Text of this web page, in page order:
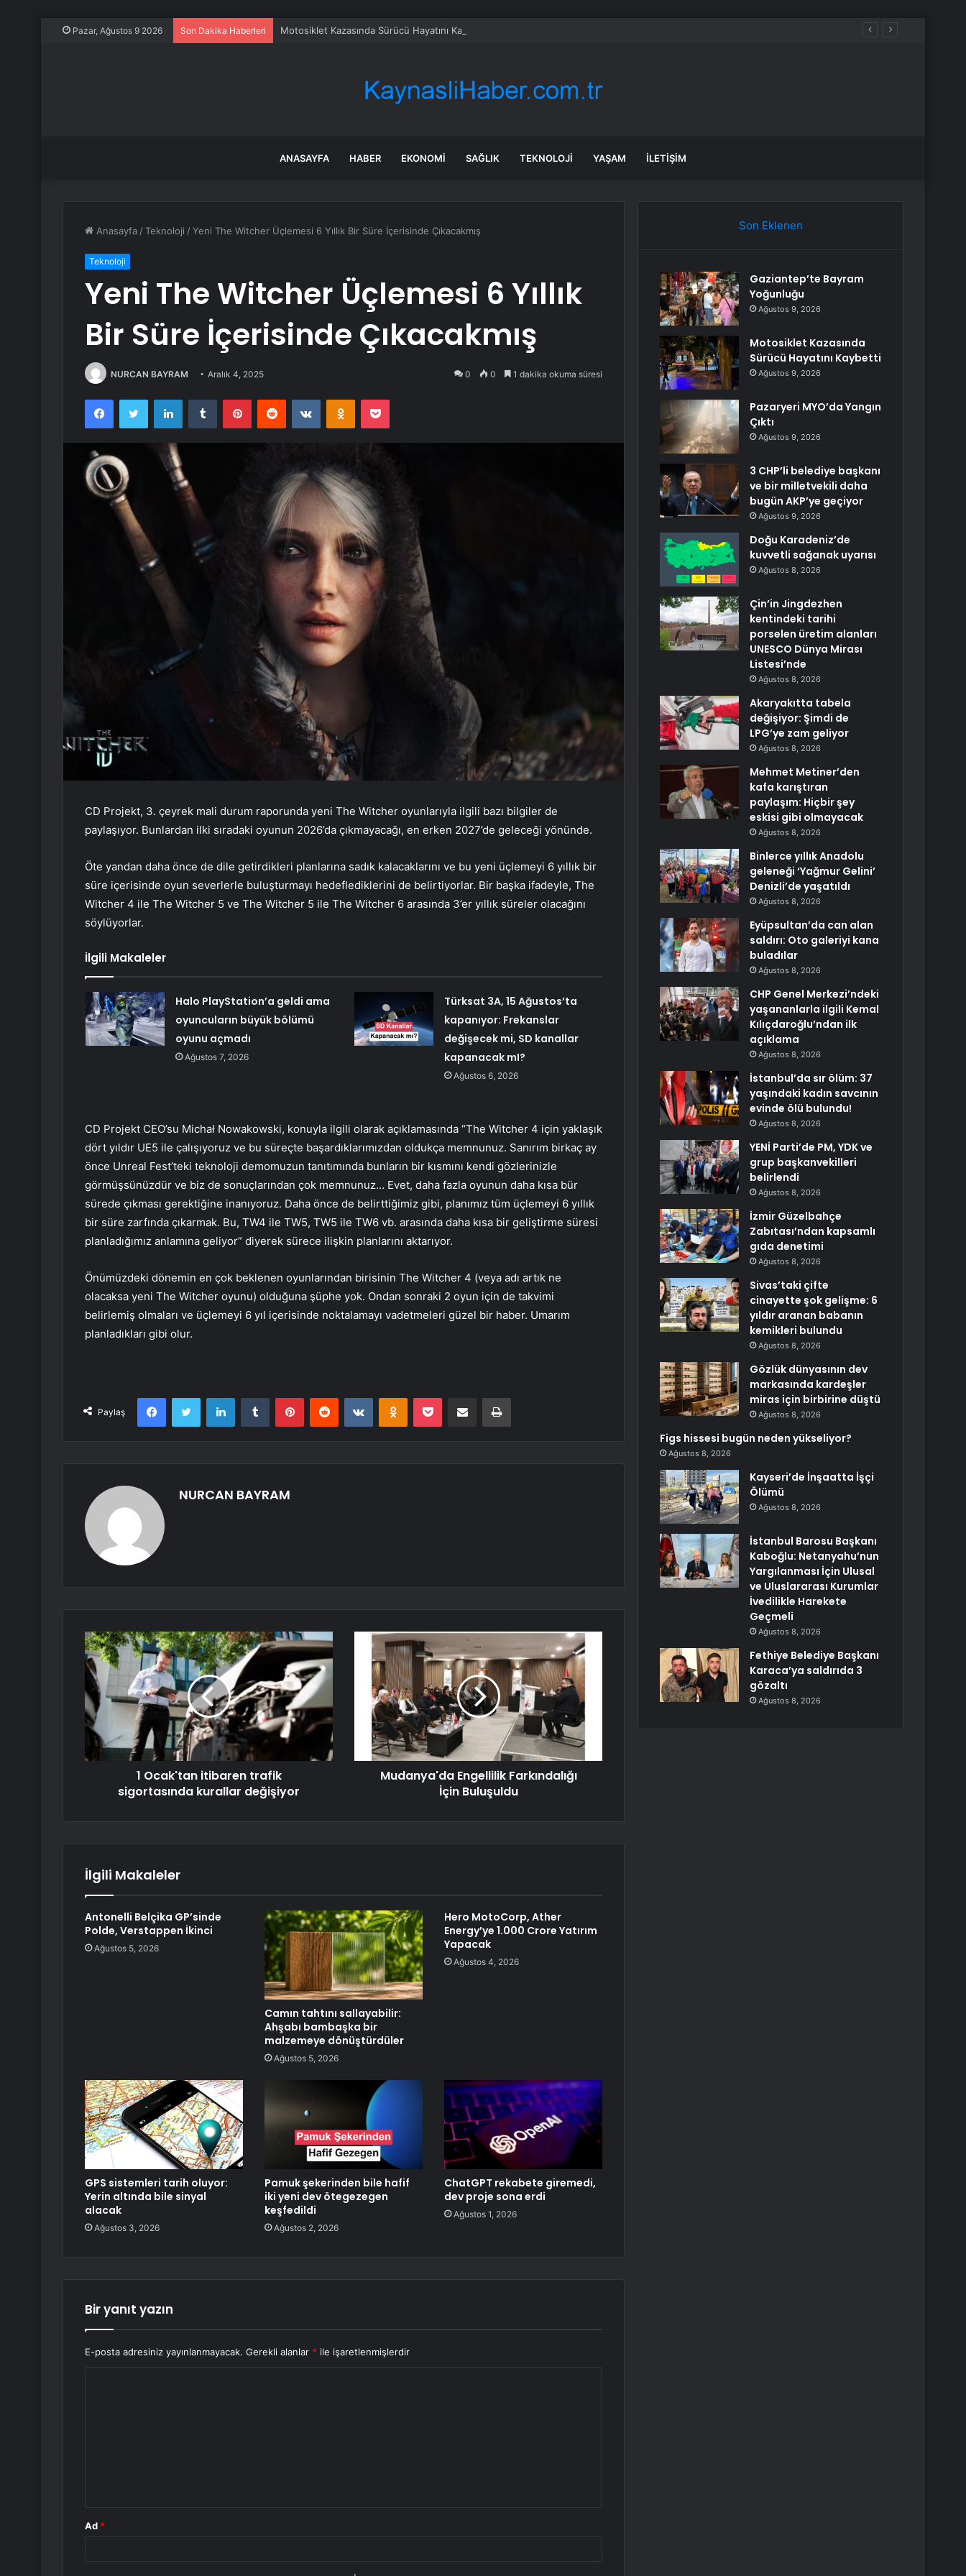
Pazar, Ağustos 9 2026 Son Dakika Haberleri Motosiklet Kazasında Sürücü Hayatını Kaybetti
ANASAYFA HABER EKONOMI SAĞLIK TEKNOLOJI YAŞAM İLETIŞIM
Anasayfa /Teknoloji /Yeni The Witcher Üçlemesi 6 Yıllık Bir Süre İçerisinde Çıkacakmış
Teknoloji
Yeni The Witcher Üçlemesi 6 Yıllık
Bir Süre İçerisinde Çıkacakmış
NURCAN BAYRAM Aralık 4, 2025 0 0 1 dakika okuma süresi
FacebookTwitter LinkedInTumblr PinterestReddit VKontakteOdnoklassniki
Pocket
CD Projekt, 3. çeyrek mali durum raporunda yeni The Witcher oyunlarıyla ilgili bazı bilgiler de
paylaşıyor. Bunlardan ilki sıradaki oyunun 2026’da çıkmayacağı, en erken 2027’de geleceği yönünde.
Öte yandan daha önce de dile getirdikleri planlarına sadık kalacaklarını ve bu yeni üçlemeyi 6 yıllık bir
süre içerisinde oyun severlerle buluşturmayı hedeflediklerini de belirtiyorlar. Bir başka ifadeyle, The
Witcher 4 ile The Witcher 5 ve The Witcher 5 ile The Witcher 6 arasında 3’er yıllık süreler olacağını
söylüyorlar.
İlgili Makaleler
Halo PlayStation’a geldi ama
oyuncuların büyük bölümü
oyunu açmadı
Ağustos 7, 2026
Türksat 3A, 15 Ağustos’ta
kapanıyor: Frekanslar
değişecek mi, SD kanallar
kapanacak mI?
Ağustos 6, 2026
CD Projekt CEO’su Michał Nowakowski, konuyla ilgili olarak açıklamasında “The Witcher 4 için yaklaşık
dört yıldır UE5 ile çalışıyoruz ve bu süreçte başardıklarımızdan oldukça memnunuz. Sanırım birkaç ay
önce Unreal Fest’teki teknoloji demomuzun tanıtımında bunların bir kısmını kendi gözlerinizle
görmüşsünüzdür ve biz de sonuçlarından çok memnunuz… Evet, daha fazla oyunun daha kısa bür
sürede çıkması gerektiğine inanıyoruz. Daha önce de belirttiğimiz gibi, planımız tüm üçlemeyi 6 yıllık
bir süre zarfında çıkarmak. Bu, TW4 ile TW5, TW5 ile TW6 vb. arasında daha kısa bir geliştirme süresi
planladığımız anlamına geliyor” diyerek sürece ilişkin planlarını aktarıyor.
Önümüzdeki dönemin en çok beklenen oyunlarından birisinin The Witcher 4 (veya adı artık ne
olacaksa yeni The Witcher oyunu) olduğuna şüphe yok. Ondan sonraki 2 oyun için de takvimi
belirlemiş olmaları ve üçlemeyi 6 yıl içerisinde noktalamayı vadetmeleri güzel bir haber. Umarım
planladıkları gibi olur.
Paylaş
FacebookTwitter LinkedInTumblr PinterestReddit VKontakteOdnoklassniki
Pocket E-Posta ile paylaş Yazdır
NURCAN BAYRAM
1 Ocak'tan itibaren trafik
sigortasında kurallar değişiyor
Mudanya'da Engellilik Farkındalığı
İçin Buluşuldu
İlgili Makaleler
Antonelli Belçika GP’sinde
Polde, Verstappen İkinci
Ağustos 5, 2026
Camın tahtını sallayabilir:
Ahşabı bambaşka bir
malzemeye dönüştürdüler
Ağustos 5, 2026
Hero MotoCorp, Ather
Energy’ye 1.000 Crore Yatırım
Yapacak
Ağustos 4, 2026
GPS sistemleri tarih oluyor:
Yerin altında bile sinyal
alacak
Ağustos 3, 2026
Pamuk şekerinden bile hafif
iki yeni dev ötegezegen
keşfedildi
Ağustos 2, 2026
ChatGPT rekabete giremedi,
dev proje sona erdi
Ağustos 1, 2026
Bir yanıt yazın
E-posta adresiniz yayınlanmayacak. Gerekli alanlar * ile işaretlenmişlerdir
Ad *
Son Eklenen
Gaziantep’te Bayram
Yoğunluğu
Ağustos 9, 2026
Motosiklet Kazasında
Sürücü Hayatını Kaybetti
Ağustos 9, 2026
Pazaryeri MYO’da Yangın
Çıktı
Ağustos 9, 2026
3 CHP’li belediye başkanı
ve bir milletvekili daha
bugün AKP’ye geçiyor
Ağustos 9, 2026
Doğu Karadeniz’de
kuvvetli sağanak uyarısı
Ağustos 8, 2026
Çin’in Jingdezhen
kentindeki tarihi
porselen üretim alanları
UNESCO Dünya Mirası
Listesi’nde
Ağustos 8, 2026
Akaryakıtta tabela
değişiyor: Şimdi de
LPG’ye zam geliyor
Ağustos 8, 2026
Mehmet Metiner’den
kafa karıştıran
paylaşım: Hiçbir şey
eskisi gibi olmayacak
Ağustos 8, 2026
Binlerce yıllık Anadolu
geleneği ‘Yağmur Gelini’
Denizli’de yaşatıldı
Ağustos 8, 2026
Eyüpsultan’da can alan
saldırı: Oto galeriyi kana
buladılar
Ağustos 8, 2026
CHP Genel Merkezi’ndeki
yaşananlarla ilgili Kemal
Kılıçdaroğlu’ndan ilk
açıklama
Ağustos 8, 2026
İstanbul’da sır ölüm: 37
yaşındaki kadın savcının
evinde ölü bulundu!
Ağustos 8, 2026
YENİ Parti’de PM, YDK ve
grup başkanvekilleri
belirlendi
Ağustos 8, 2026
İzmir Güzelbahçe
Zabıtası’ndan kapsamlı
gıda denetimi
Ağustos 8, 2026
Sivas’taki çifte
cinayette şok gelişme: 6
yıldır aranan babanın
kemikleri bulundu
Ağustos 8, 2026
Gözlük dünyasının dev
markasında kardeşler
miras için birbirine düştü
Ağustos 8, 2026
Figs hissesi bugün neden yükseliyor?
Ağustos 8, 2026
Kayseri’de İnşaatta İşçi
Ölümü
Ağustos 8, 2026
İstanbul Barosu Başkanı
Kaboğlu: Netanyahu’nun
Yargılanması İçin Ulusal
ve Uluslararası Kurumlar
İvedilikle Harekete
Geçmeli
Ağustos 8, 2026
Fethiye Belediye Başkanı
Karaca’ya saldırıda 3
gözaltı
Ağustos 8, 2026